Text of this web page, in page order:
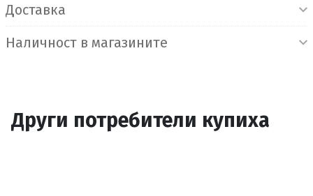
Доставка
Наличност в магазините
Други потребители купиха